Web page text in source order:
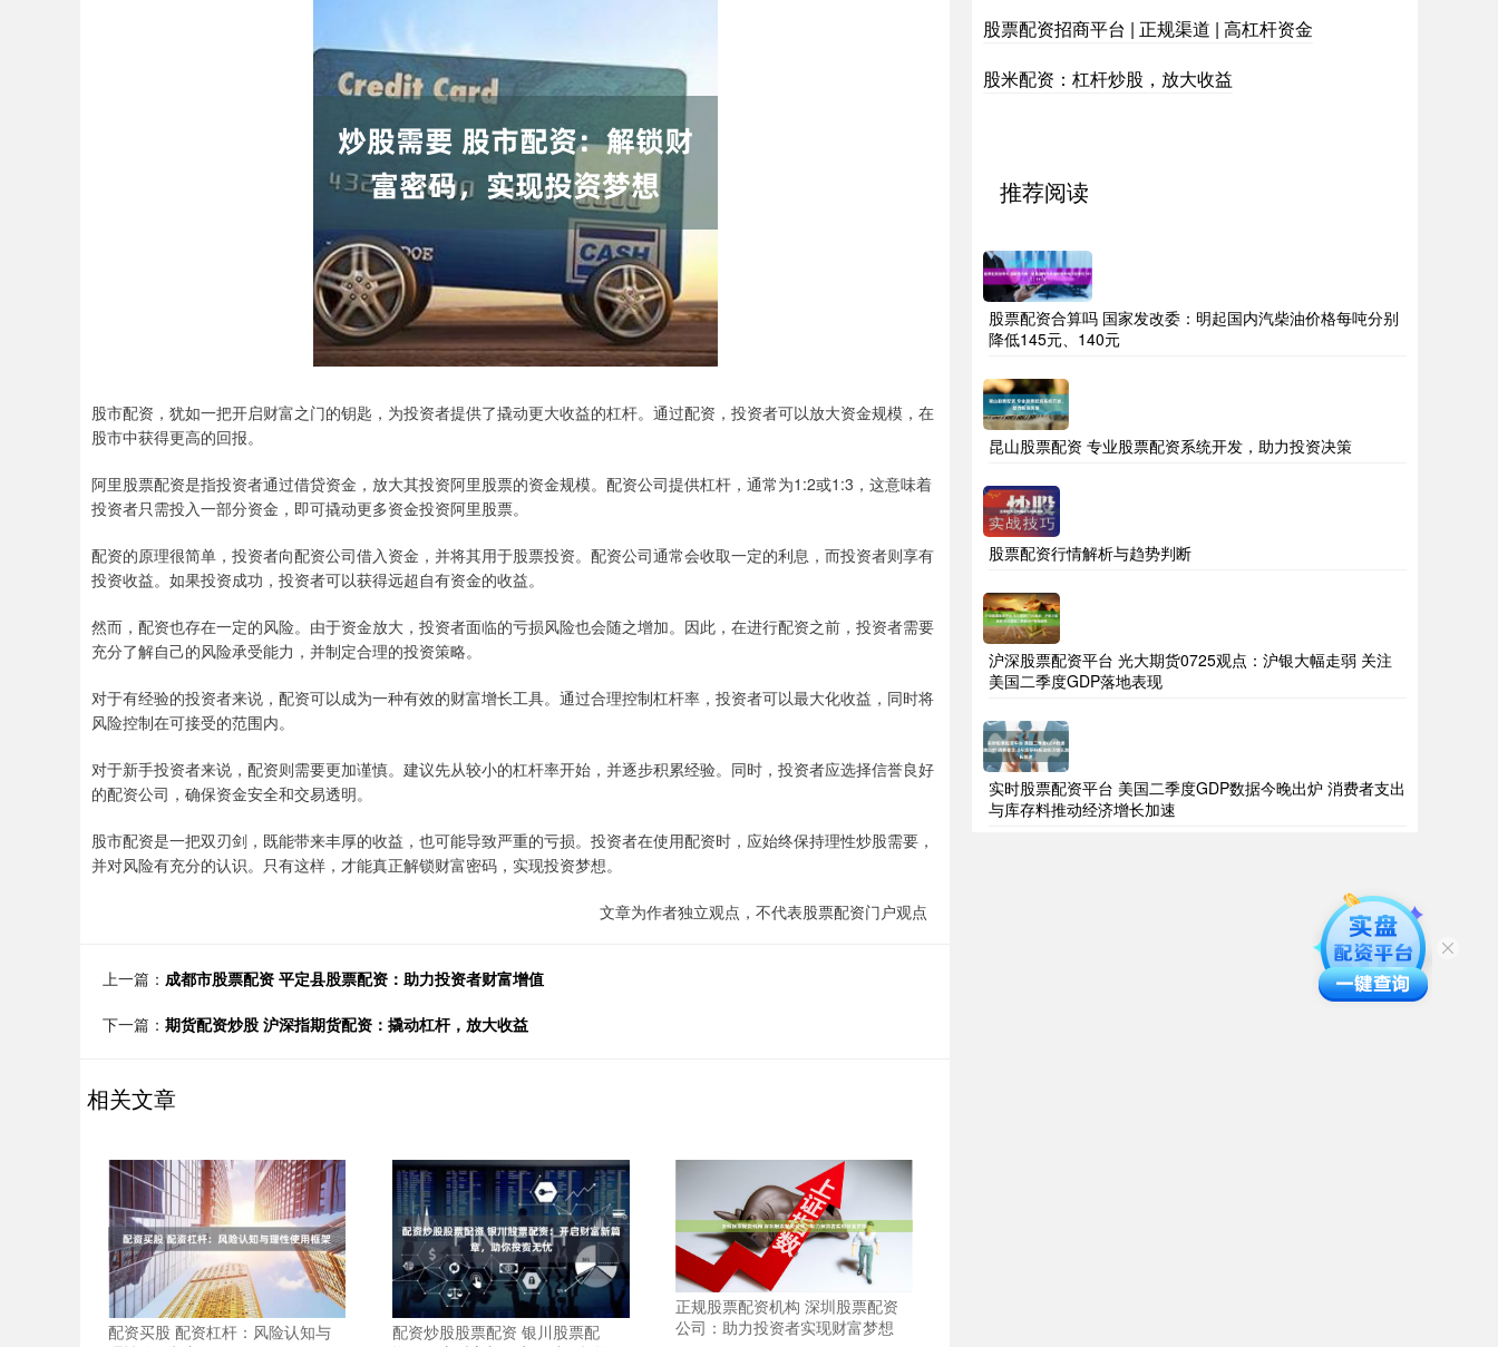
股市配资，犹如一把开启财富之门的钥匙，为投资者提供了撬动更大收益的杠杆。通过配资，投资者可以放大资金规模，在
股市中获得更高的回报。
阿里股票配资是指投资者通过借贷资金，放大其投资阿里股票的资金规模。配资公司提供杠杆，通常为1:2或1:3，这意味着
投资者只需投入一部分资金，即可撬动更多资金投资阿里股票。
配资的原理很简单，投资者向配资公司借入资金，并将其用于股票投资。配资公司通常会收取一定的利息，而投资者则享有
投资收益。如果投资成功，投资者可以获得远超自有资金的收益。
然而，配资也存在一定的风险。由于资金放大，投资者面临的亏损风险也会随之增加。因此，在进行配资之前，投资者需要
充分了解自己的风险承受能力，并制定合理的投资策略。
对于有经验的投资者来说，配资可以成为一种有效的财富增长工具。通过合理控制杠杆率，投资者可以最大化收益，同时将
风险控制在可接受的范围内。
对于新手投资者来说，配资则需要更加谨慎。建议先从较小的杠杆率开始，并逐步积累经验。同时，投资者应选择信誉良好
的配资公司，确保资金安全和交易透明。
股市配资是一把双刃剑，既能带来丰厚的收益，也可能导致严重的亏损。投资者在使用配资时，应始终保持理性炒股需要，
并对风险有充分的认识。只有这样，才能真正解锁财富密码，实现投资梦想。
文章为作者独立观点，不代表股票配资门户观点
上一篇： 成都市股票配资 平定县股票配资：助力投资者财富增值
下一篇： 期货配资炒股 沪深指期货配资：撬动杠杆，放大收益
相关文章
配资买股 配资杠杆：风险认知与
配资炒股股票配资 银川股票配
正规股票配资机构 深圳股票配资
公司：助力投资者实现财富梦想
股票配资招商平台 | 正规渠道 | 高杠杆资金
股米配资：杠杆炒股，放大收益
推荐阅读
股票配资合算吗 国家发改委：明起国内汽柴油价格每吨分别
降低145元、140元
昆山股票配资 专业股票配资系统开发，助力投资决策
股票配资行情解析与趋势判断
沪深股票配资平台 光大期货0725观点：沪银大幅走弱 关注
美国二季度GDP落地表现
实时股票配资平台 美国二季度GDP数据今晚出炉 消费者支出
与库存料推动经济增长加速